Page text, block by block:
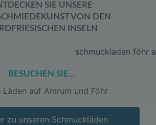
SIE UNSERE
VON DEN
INSELN
BESUCHEN SIE...
Läden auf Amrum und Föhr
zu unseren Schmuckläden